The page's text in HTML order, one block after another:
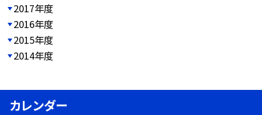
2017年度
2016年度
2015年度
2014年度
カレンダー